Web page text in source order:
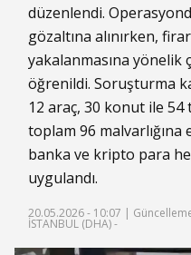
düzenlendi.
gözaltına alınırken,
yakalanmasına yönelik
öğrenildi. Soruşturma
12 araç, 30 konut ile
toplam 96 malvarlığına
banka ve kripto para
uygulandı.
20.05.2026 - 10:07 |
İSTANBUL (DHA) -